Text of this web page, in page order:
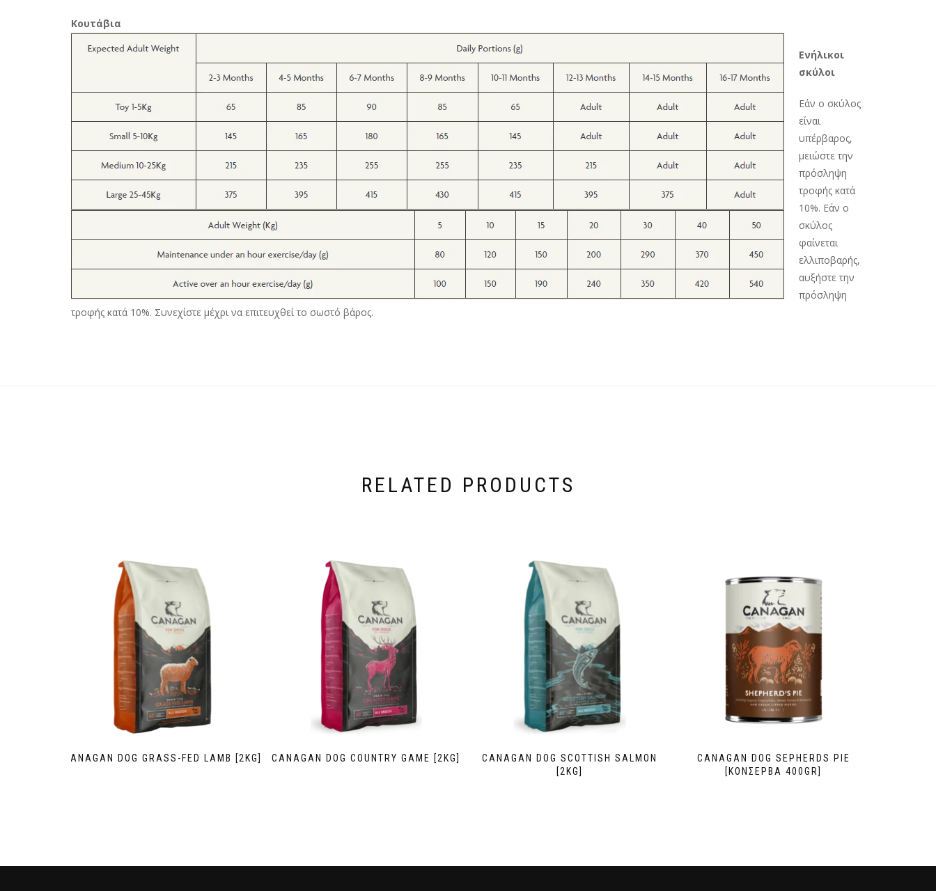
Κουτάβια
Ενήλικοι
σκύλοι
Εάν ο σκύλος
είναι
υπέρβαρος,
μειώστε την
πρόσληψη
τροφής κατά
10%. Εάν ο
σκύλος
φαίνεται
ελλιποβαρής,
αυξήστε την
πρόσληψη
τροφής κατά 10%. Συνεχίστε μέχρι να επιτευχθεί το σωστό βάρος.
RELATED PRODUCTS
CANAGAN DOG GRASS-FED LAMB [2KG] CANAGAN DOG COUNTRY GAME [2KG]
CANAGAN DOG SCOTTISH SALMON
[2KG]
CANAGAN DOG SEPHERDS PIE
[ΚΟΝΣΕΡΒΑ 400GR]